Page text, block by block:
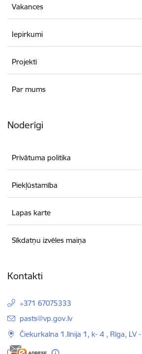
Vakances
Iepirkumi
Projekti
Par mums
Noderīgi
Privātuma politika
Piekļūstamība
Lapas karte
Sīkdatņu izvēles maiņa
Kontakti
+371 67075333
E-pasts:
pasts@vp.gov.lv
Čiekurkalna 1.līnija 1, k- 4 , Rīga, LV